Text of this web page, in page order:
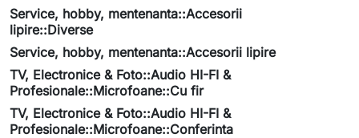
Service, hobby, mentenanta::Accesorii
lipire::Diverse
Service, hobby, mentenanta::Accesorii lipire
TV, Electronice & Foto::Audio HI-FI &
Profesionale::Microfoane::Cu fir
TV, Electronice & Foto::Audio HI-FI &
Profesionale::Microfoane::Conferinta